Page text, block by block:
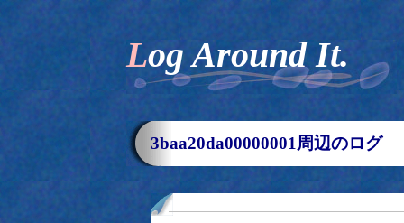
Log Around It.
3baa20da00000001周辺のログ